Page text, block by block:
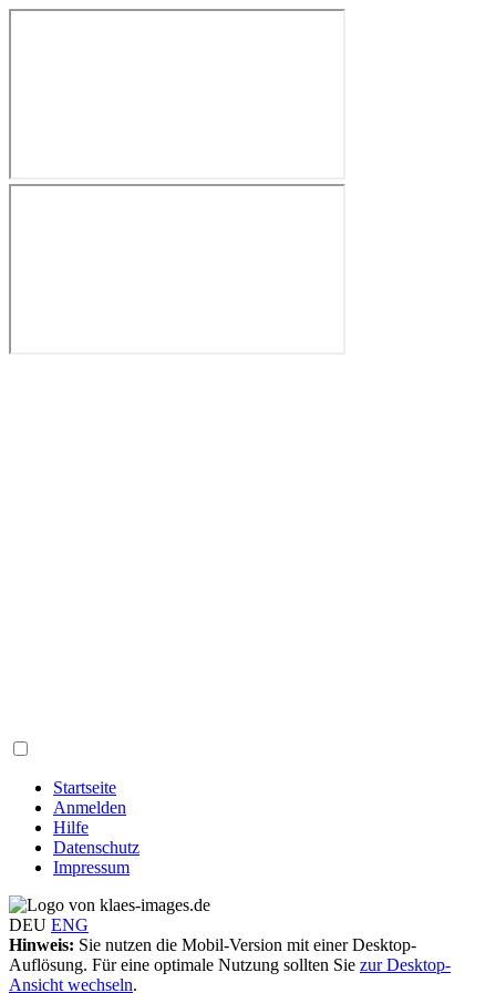
Startseite
Anmelden
Hilfe
Datenschutz
Impressum
DEU ENG
Hinweis: Sie nutzen die Mobil-Version mit einer Desktop-
Auflösung. Für eine optimale Nutzung sollten Sie zur Desktop-
Ansicht wechseln.